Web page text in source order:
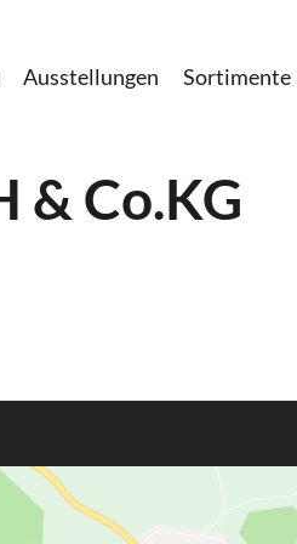
Ausstellungen Sortimente
& Co.KG